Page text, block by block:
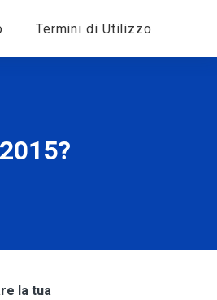
Termini di Utilizzo
la tua